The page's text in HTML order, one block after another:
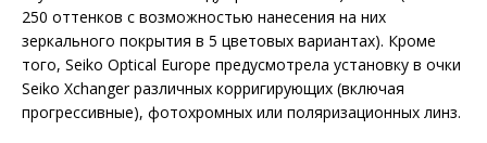
250 оттенков с возможностью нанесения на них
зеркального покрытия в 5 цветовых вариантах). Кроме
того, Seiko Optical Europe предусмотрела установку в очки
Seiko Xchanger различных корригирующих (включая
прогрессивные), фотохромных или поляризационных линз.